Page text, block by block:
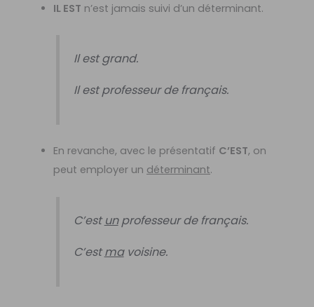
IL EST n’est jamais suivi d’un déterminant.
Il est grand.
Il est professeur de français.
En revanche, avec le présentatif C’EST, on
peut employer un déterminant.
C’estunprofesseur de français.
C’estmavoisine.